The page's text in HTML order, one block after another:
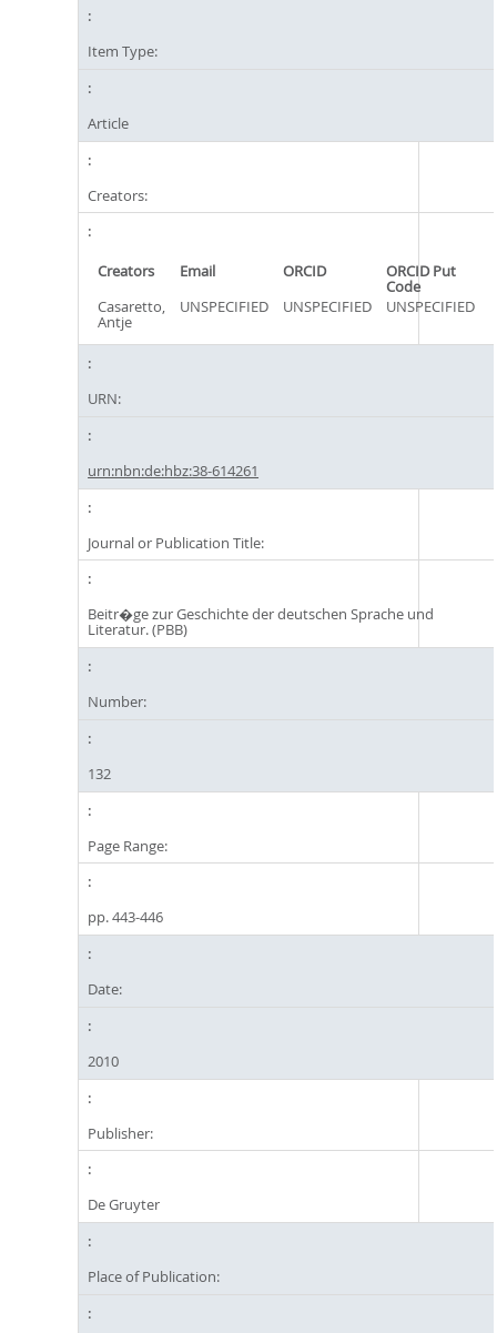
Item Type:
Article
Creators:
Creators Email ORCID ORCID Put
Code
Casaretto,
Antje
UNSPECIFIED UNSPECIFIED UNSPECIFIED
URN:
urn:nbn:de:hbz:38-614261
Journal or Publication Title:
Beitr�ge zur Geschichte der deutschen Sprache und
Literatur. (PBB)
Number:
132
Page Range:
pp. 443-446
Date:
2010
Publisher:
De Gruyter
Place of Publication: